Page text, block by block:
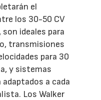
el
los 30-50 CV
ideales para
transmisiones
para 30
y sistemas
a cada
Los Walker